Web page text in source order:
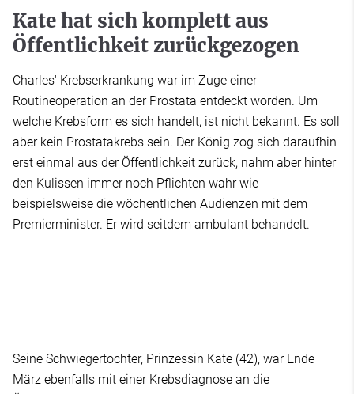
Kate hat sich komplett aus
Öffentlichkeit zurückgezogen
Charles' Krebserkrankung war im Zuge einer
Routineoperation an der Prostata entdeckt worden. Um
welche Krebsform es sich handelt, ist nicht bekannt. Es soll
aber kein Prostatakrebs sein. Der König zog sich daraufhin
erst einmal aus der Öffentlichkeit zurück, nahm aber hinter
den Kulissen immer noch Pflichten wahr wie
beispielsweise die wöchentlichen Audienzen mit dem
Premierminister. Er wird seitdem ambulant behandelt.
Seine Schwiegertochter, Prinzessin Kate (42), war Ende
März ebenfalls mit einer Krebsdiagnose an die